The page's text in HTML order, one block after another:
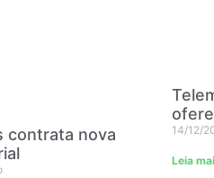
contrata nova
14/12/
Leia